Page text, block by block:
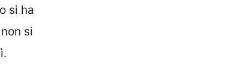
si ha
si